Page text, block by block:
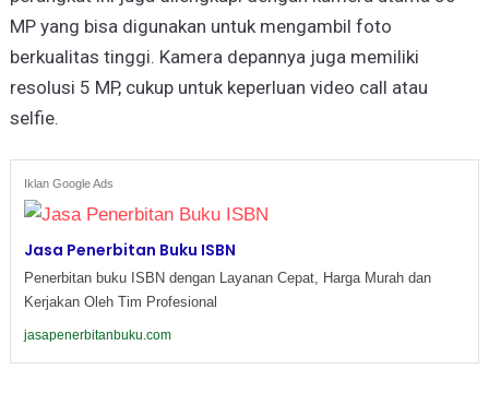
MP yang bisa digunakan untuk mengambil foto
berkualitas tinggi. Kamera depannya juga memiliki
resolusi 5 MP, cukup untuk keperluan video call atau
selfie.
Iklan Google Ads
Jasa Penerbitan Buku ISBN
Penerbitan buku ISBN dengan Layanan Cepat, Harga Murah dan
Kerjakan Oleh Tim Profesional
jasapenerbitanbuku.com